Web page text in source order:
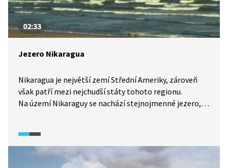
02:33
Jezero Nikaragua
Nikaragua je největší zemí Střední Ameriky, zároveň
však patří mezi nejchudší státy tohoto regionu.
Na území Nikaraguy se nachází stejnojmenné jezero,
pro usnadnění lodní dopravy, výstavba Panamského
průplavu však tyto plány narušila. Na propojení jezera
s Pacifikem se znovu začalo pracovat až v roce 2014,